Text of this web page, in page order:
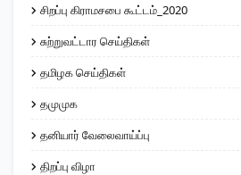
சிறப்பு கிராமசபை கூட்டம்_2020
சுற்றுவட்டார செய்திகள்
தமிழக செய்திகள்
தமுமுக
தனியார் வேலைவாய்ப்பு
திறப்பு விழா